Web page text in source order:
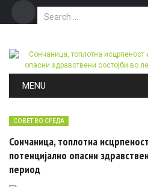
Search for:
MENU
СОВЕТ ВО СРЕДА
Сончаница, топлотна
потенцијално опасни
период